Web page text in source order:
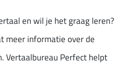
en wil je het graag leren?
meer informatie over de
Vertaalbureau Perfect helpt